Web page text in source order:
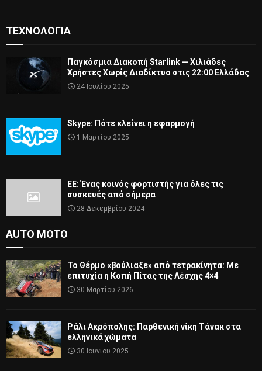
ΤΕΧΝΟΛΟΓΊΑ
Παγκόσμια Διακοπή Starlink — Χιλιάδες
Χρήστες Χωρίς Διαδίκτυο στις 22:00 Ελλάδας
24 Ιουλίου 2025
Skype: Πότε κλείνει η εφαρμογή
1 Μαρτίου 2025
ΕΕ: Ένας κοινός φορτιστής για όλες τις
συσκευές από σήμερα
28 Δεκεμβρίου 2024
AUTO MOTO
Το Θέρμο «βούλιαξε» από τετρακίνητα: Με
επιτυχία η Κοπή Πίτας της Λέσχης 4×4
30 Μαρτίου 2026
Ράλι Ακρόπολης: Παρθενική νίκη Τάνακ στα
ελληνικά χώματα
30 Ιουνίου 2025